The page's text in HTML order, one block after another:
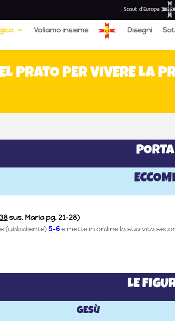
Voliamo insieme Disegni
PRATO PER VIVERE LA
PORTA
sus. Maria pg. 21-28)
(ubbidiente)5-6e mette in ordine la sua vita
LE
GESù